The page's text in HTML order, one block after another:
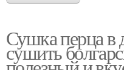
Сушка перца в
сушить